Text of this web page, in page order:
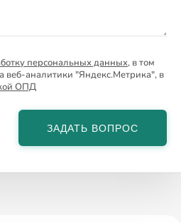
персональных данных, в том
веб-аналитики "Яндекс.Метрика", в
ОПД
ЗАДАТЬ ВОПРОС